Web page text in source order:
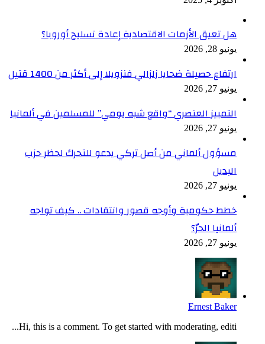
هل تعيق الأزمات الاقتصادية إعادة تسليح أوروبا؟
يونيو 28, 2026
ارتفاع حصيلة ضحايا زلزالي فنزويلا إلى أكثر من 1400 قتيل
يونيو 27, 2026
التمييز العنصري “واقع شبه يومي” للمسلمين في ألمانيا
يونيو 27, 2026
مسؤول ألماني من أصل تركي يدعو للتحرك لحظر حزب
البديل
يونيو 27, 2026
خطط حكومية وأوجه قصور وانتقادات .. كيف تواجه
ألمانيا الحرّ؟
يونيو 27, 2026
Ernest Baker
Hi, this is a comment. To get started with moderating, editi...